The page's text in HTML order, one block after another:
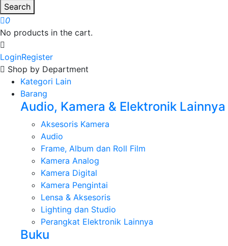
Search
0
No products in the cart.
LoginRegister
Shop by Department
Kategori Lain
Barang
Audio, Kamera & Elektronik Lainnya
Aksesoris Kamera
Audio
Frame, Album dan Roll Film
Kamera Analog
Kamera Digital
Kamera Pengintai
Lensa & Aksesoris
Lighting dan Studio
Perangkat Elektronik Lainnya
Buku